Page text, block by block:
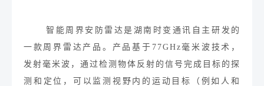
智能周界安防雷达是 湖南时变通讯 自主研发的
一款周界雷达产品。产品基于 77GHz毫米波技术，
发射毫米波，通过检测物体反射的信号完成目标的探
测和定位，可以监测视野内的运动目标（例如人和